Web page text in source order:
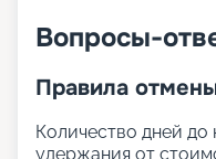
можно
посещения офиса.
маршруты круизов
описание кают,
Вопросы-
Правила
Количество дней
удержания от